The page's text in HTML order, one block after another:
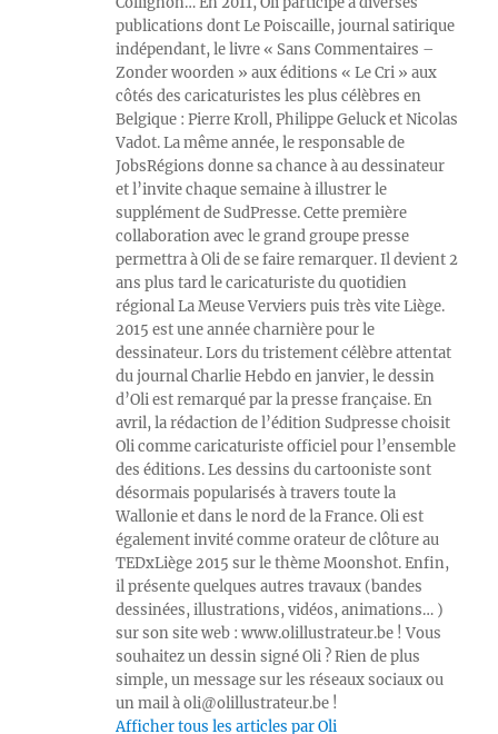
publications dont Le Poiscaille, journal satirique
indépendant, le livre « Sans Commentaires –
Zonder woorden » aux éditions « Le Cri » aux
côtés des caricaturistes les plus célèbres en
Belgique : Pierre Kroll, Philippe Geluck et Nicolas
Vadot. La même année, le responsable de
JobsRégions donne sa chance à au dessinateur
et l’invite chaque semaine à illustrer le
supplément de SudPresse. Cette première
collaboration avec le grand groupe presse
permettra à Oli de se faire remarquer. Il devient 2
ans plus tard le caricaturiste du quotidien
régional La Meuse Verviers puis très vite Liège.
2015 est une année charnière pour le
dessinateur. Lors du tristement célèbre attentat
du journal Charlie Hebdo en janvier, le dessin
d’Oli est remarqué par la presse française. En
avril, la rédaction de l’édition Sudpresse choisit
Oli comme caricaturiste officiel pour l’ensemble
des éditions. Les dessins du cartooniste sont
désormais popularisés à travers toute la
Wallonie et dans le nord de la France. Oli est
également invité comme orateur de clôture au
TEDxLiège 2015 sur le thème Moonshot. Enfin,
il présente quelques autres travaux (bandes
dessinées, illustrations, vidéos, animations… )
sur son site web : www.olillustrateur.be ! Vous
souhaitez un dessin signé Oli ? Rien de plus
simple, un message sur les réseaux sociaux ou
un mail à oli@olillustrateur.be !
Afficher tous les articles par Oli